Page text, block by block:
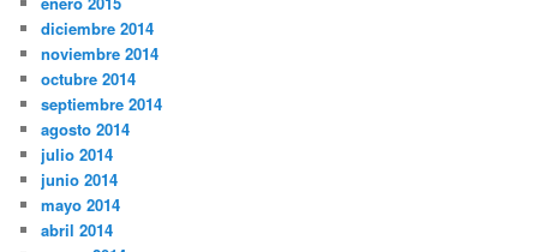
diciembre 2014
noviembre 2014
octubre 2014
septiembre 2014
agosto 2014
julio 2014
junio 2014
mayo 2014
abril 2014